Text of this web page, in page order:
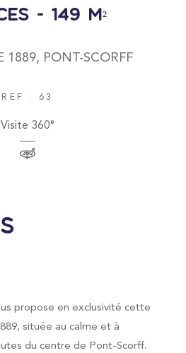
- 149 m²
1889, PONT-SCORFF
REF : 63
Visite 360°
propose en exclusivité cette
située au calme et à
du centre de Pont-Scorff.
PAR